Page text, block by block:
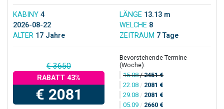
KABINY 4 LÄNGE 13.13 m
2026-08-22
WELCHE 8
ALTER 17 Jahre ZEITRAUM 7 Tage
€ 3650
RABATT 43%
€ 2081
Bevorstehende Termine
(Woche):
15.08/2451 €
22.08 / 2081 €
29.08 / 2081 €
05.09 / 2660 €